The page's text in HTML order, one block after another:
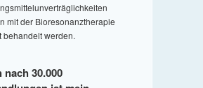
mit der Bioresonanztherapie
behandelt werden.
nach 30.000